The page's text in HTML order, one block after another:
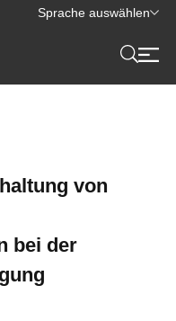
Sprache auswählen
von
bei der